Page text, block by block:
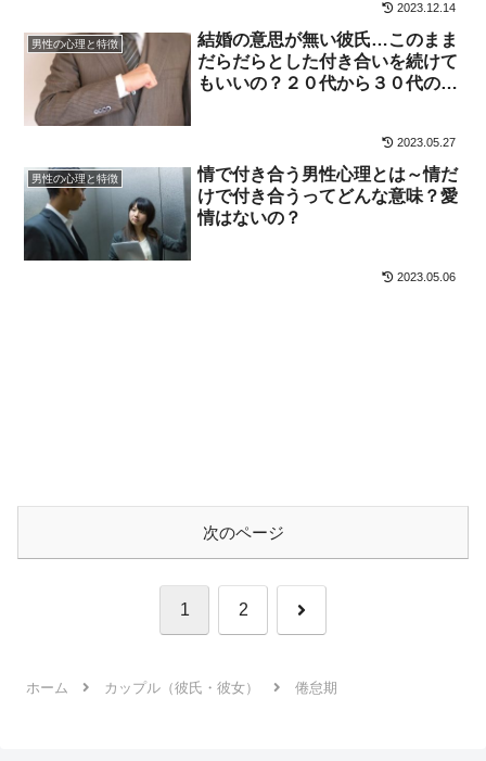
2023.12.14
男性の心理と特徴
結婚の意思が無い彼氏…このまま
だらだらとした付き合いを続けて
もいいの？２０代から３０代の
2023.05.27
男性の心理と特徴
情で付き合う男性心理とは～情だ
けで付き合うってどんな意味？愛
情はないの？
2023.05.06
次のページ
1 2 次
ホーム カップル（彼氏・彼女） 倦怠期